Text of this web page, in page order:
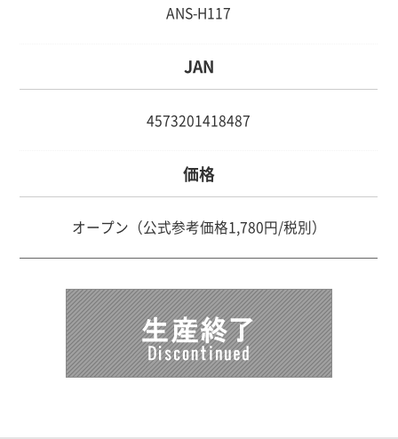
ANS-H117
JAN
4573201418487
価格
オープン（公式参考価格1,780円/税別）